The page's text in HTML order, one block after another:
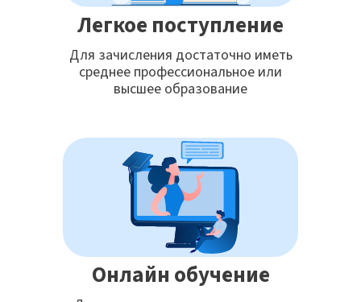
Легкое поступление
Для зачисления достаточно иметь
среднее профессиональное или
высшее образование
Онлайн обучение